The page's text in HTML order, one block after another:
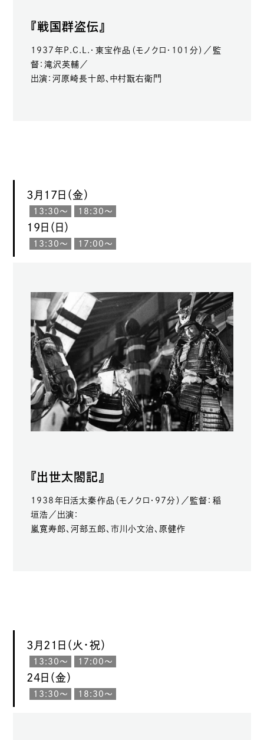
『戦国群盗伝』
1937年P.C.L.・東宝作品（モノクロ・101分）／監
督：滝沢英輔／
出演：河原崎長十郎、中村翫右衛門
3月17日（金）
13:30〜 18:30〜
19日（日）
13:30〜 17:00〜
『出世太閤記』
1938年日活太秦作品（モノクロ・97分）／監督：稲
垣浩／出演：
嵐寛寿郎、河部五郎、市川小文治、原健作
3月21日（火・祝）
13:30〜 17:00〜
24日（金）
13:30〜 18:30〜